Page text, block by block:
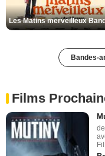
Bandes-
Films